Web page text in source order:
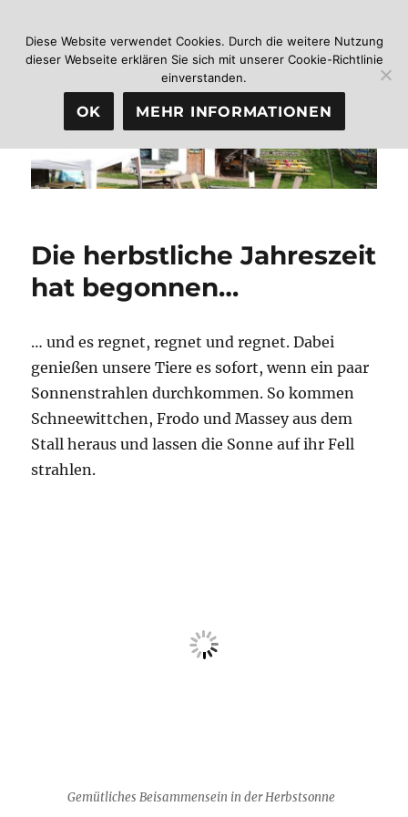
Jugendhof Heidelberg MENÜ
Die herbstliche Jahreszeit
hat begonnen…
… und es regnet, regnet und regnet. Dabei
genießen unsere Tiere es sofort, wenn ein paar
Sonnenstrahlen durchkommen. So kommen
Schneewittchen, Frodo und Massey aus dem
Stall heraus und lassen die Sonne auf ihr Fell
strahlen.
Gemütliches Beisammensein in der Herbstsonne
Diese Website verwendet Cookies. Durch die weitere Nutzung
dieser Webseite erklären Sie sich mit unserer Cookie-Richtlinie
einverstanden.
OK MEHR INFORMATIONEN